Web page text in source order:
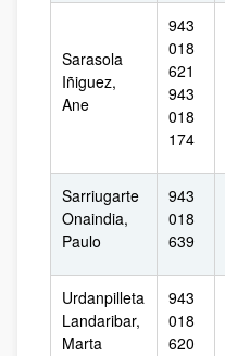
Sarasola
Iñiguez,
Ane
943
018
621
943
018
174
Sarriugarte
Onaindia,
Paulo
943
018
639
Urdanpilleta
Landaribar,
Marta
943
018
620